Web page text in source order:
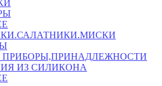
ИЗ СИЛИКОНА